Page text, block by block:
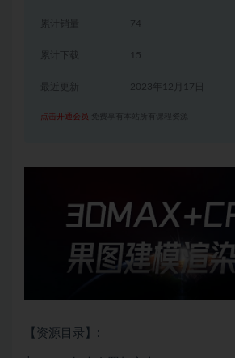
累计销量 74
累计下载 15
2023年12月17日
点击开通会员 免费享有本站所有课程资源
【资源目录】: